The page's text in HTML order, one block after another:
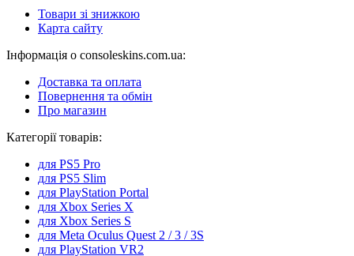
Товари зі знижкою
Карта сайту
Інформація о consoleskins.com.ua:
Доставка та оплата
Повернення та обмін
Про магазин
Категорії товарів:
для PS5 Pro
для PS5 Slim
для PlayStation Portal
для Xbox Series X
для Xbox Series S
для Meta Oculus Quest 2 / 3 / 3S
для PlayStation VR2